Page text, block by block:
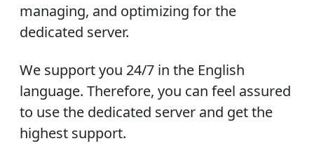
managing, and optimizing for the
dedicated server.
We support you 24/7 in the English
language. Therefore, you can feel assured
to use the dedicated server and get the
highest support.